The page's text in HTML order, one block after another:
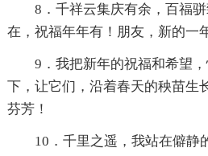
8．千祥云集庆有余，百福
在，祝福年年有！朋友，新的一
9．我把新年的祝福和希望
下，让它们，沿着春天的秧苗生
芬芳！
10．千里之遥，我站在僻静